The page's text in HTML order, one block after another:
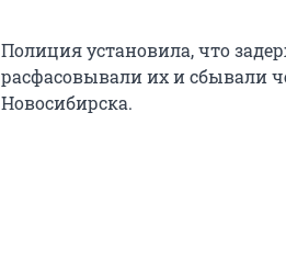
Полиция установила, что
расфасовывали их и сбывали
Новосибирска.